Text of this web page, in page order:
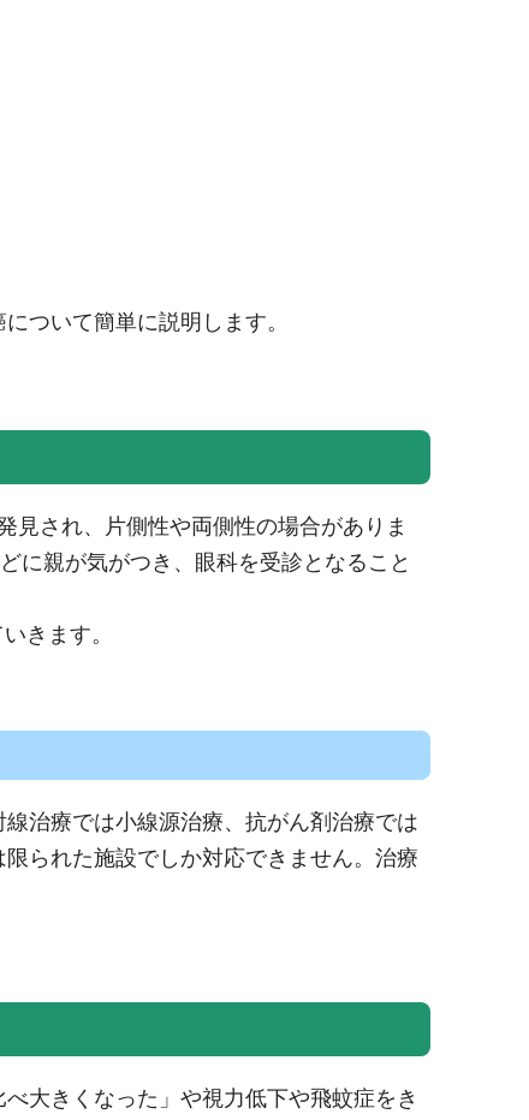
ついて簡単に説明します。
見され、片側性や両側性の場合がありま
に親が気がつき、眼科を受診となること
きます。
治療では小線源治療、抗がん剤治療では
られた施設でしか対応できません。治療
大きくなった」や視力低下や飛蚊症をき